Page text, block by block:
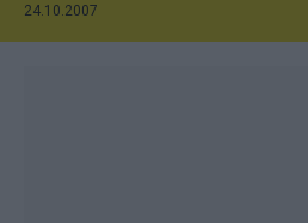
24.10.2007